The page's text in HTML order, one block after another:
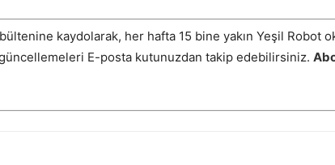
kaydolarak, her hafta 15 bine yakın Yeşil Robot
güncellemeleri E-posta kutunuzdan takip edebilirsiniz.